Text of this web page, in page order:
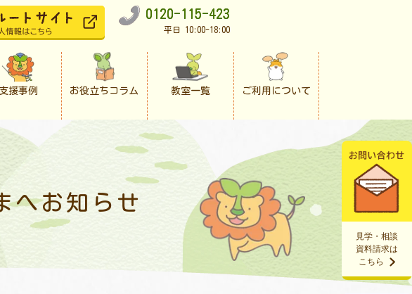
0120-115-423
平日 10:00-18:00
支援事例 お役立ちコラム 教室一覧 ご利用について
見学・相談
資料請求は
こちら
へお知らせ